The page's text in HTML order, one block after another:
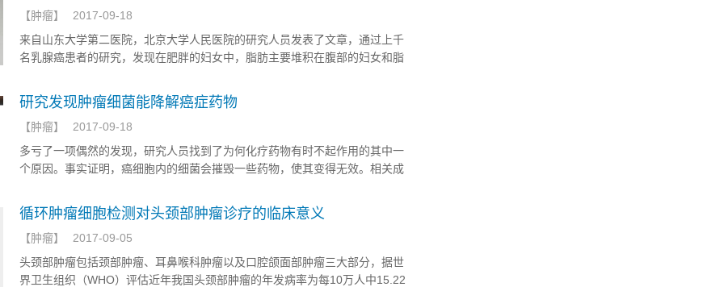
【肿瘤】
2017-09-18
来自山东大学第二医院，北京大学人民医院的研究人员发表了文章，通过上千
名乳腺癌患者的研究，发现在肥胖的妇女中，脂肪主要堆积在腹部的妇女和脂
胖之间的联系可能比以前想象的更为复杂。
研究发现肿瘤细菌能降解癌症药物
【肿瘤】
2017-09-18
多亏了一项偶然的发现，研究人员找到了为何化疗药物有时不起作用的其中一
个原因。事实证明，癌细胞内的细菌会摧毁一些药物，使其变得无效。相关成
循环肿瘤细胞检测对头颈部肿瘤诊疗的临床意义
【肿瘤】
2017-09-05
头颈部肿瘤包括颈部肿瘤、耳鼻喉科肿瘤以及口腔颌面部肿瘤三大部分，据世
界卫生组织（WHO）评估近年我国头颈部肿瘤的年发病率为每10万人中15.22